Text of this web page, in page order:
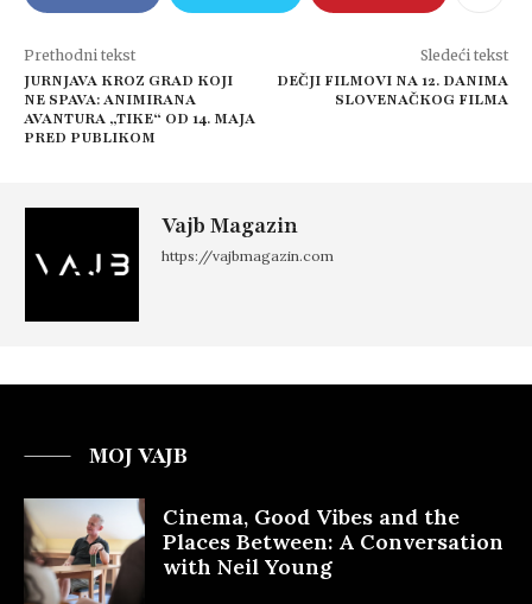
Prethodni tekst
JURNJAVA KROZ GRAD KOJI
NE SPAVA: ANIMIRANA
AVANTURA „TIKE“ OD 14. MAJA
PRED PUBLIKOM
Sledeći tekst
DEČJI FILMOVI NA 12. DANIMA
SLOVENAČKOG FILMA
Vajb Magazin
https://vajbmagazin.com
MOJ VAJB
Cinema, Good Vibes and the
Places Between: A Conversation
with Neil Young